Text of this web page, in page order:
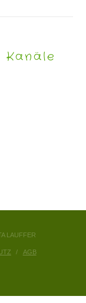
LAUFFER
AGB